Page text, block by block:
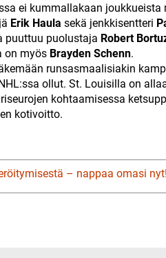
ei kummallakaan
Erik Haula sekä jenkkisentteri
puuttuu puolustaja Robert
on myös Brayden Schenn.
runsasmaalisiakin
ollut. St. Louisilla on
kohtaamisessa
kotivoitto.
– nappaa omasi nyt!